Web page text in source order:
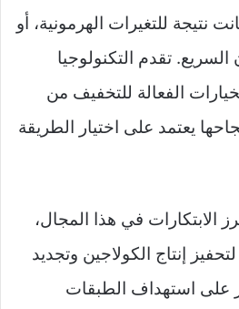
نتيجة للتغيرات الهرمونية، أو
تقدم التكنولوجيا
الفعالة للتخفيف من
يعتمد على اختيار الطريقة
الابتكارات في هذا المجال،
إنتاج الكولاجين وتجديد
على استهداف الطبقات